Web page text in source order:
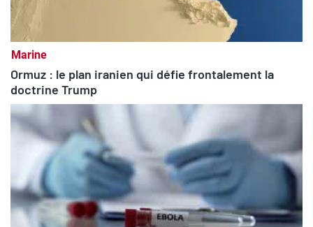
Marine
Ormuz : le plan iranien qui défie frontalement la
doctrine Trump